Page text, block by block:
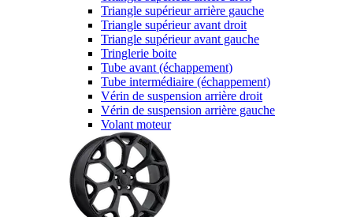
Triangle supérieur arrière gauche
Triangle supérieur avant droit
Triangle supérieur avant gauche
Tringlerie boite
Tube avant (échappement)
Tube intermédiaire (échappement)
Vérin de suspension arrière droit
Vérin de suspension arrière gauche
Volant moteur